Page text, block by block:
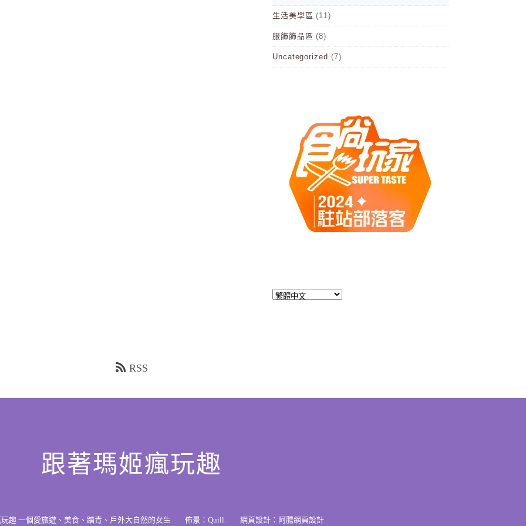
生活美學區 (11)
服飾飾品區 (8)
Uncategorized (7)
RSS
跟著瑪姬瘋玩趣
趣 一個愛旅遊、美食、踏青、戶外大自然的女生 佈景： Quill. 網頁設計： 阿腸網頁設計.